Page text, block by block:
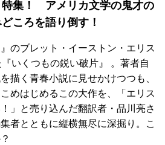
特集！ アメリカ文学の鬼才の
ころを語り倒す！
のブレット・イーストン・エリス
いくつもの鋭い破片』 。著者自
描く青春小説に見せかけつつも、
めはじめるこの大作を、「エリス
」と売り込んだ翻訳者・品川亮さ
者とともに縦横無尽に深掘り。こ